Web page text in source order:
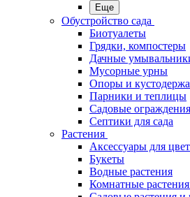
Еще
Обустройство сада
Биотуалеты
Грядки, компостеры
Дачные
Мусорные урны
Опоры и
Парники и теплицы
Садовые
Септики для сада
Растения
Аксессуары для
Букеты
Водные растения
Комнатные